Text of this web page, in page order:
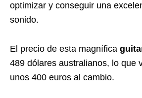
optimizar y conseguir una
sonido.
El precio de esta magnífica
489 dólares australianos, lo que
unos 400 euros al cambio.